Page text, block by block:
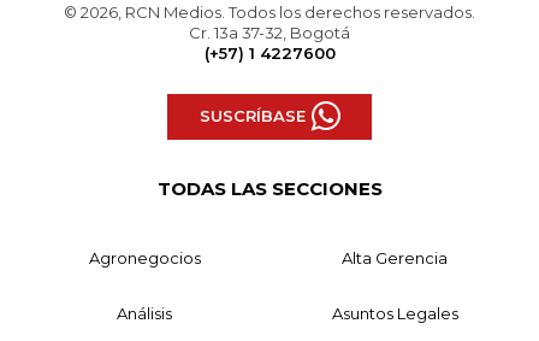
© 2026, RCN Medios. Todos los derechos reservados.
Cr. 13a 37-32, Bogotá
(+57) 1 4227600
SUSCRÍBASE
TODAS LAS SECCIONES
Agronegocios Alta Gerencia
Análisis Asuntos Legales